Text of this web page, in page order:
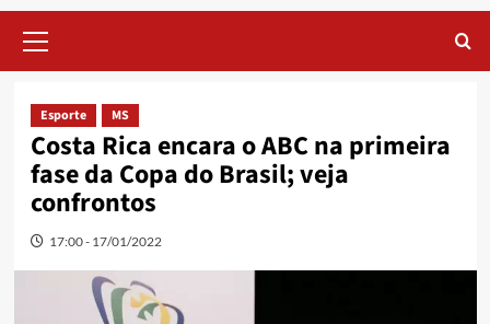
Menu
Esporte MS
Costa Rica encara o ABC na primeira
fase da Copa do Brasil; veja
confrontos
17:00 - 17/01/2022